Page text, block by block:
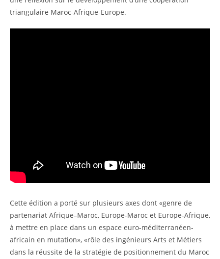
triangulaire Maroc-Afrique-Europe.
Cette édition a porté sur plusieurs axes dont «genre de
partenariat Afrique–Maroc, Europe-Maroc et Europe-Afrique,
à mettre en place dans un espace euro-méditerranéen-
africain en mutation», «rôle des ingénieurs Arts et Métiers
dans la réussite de la stratégie de positionnement du Maroc